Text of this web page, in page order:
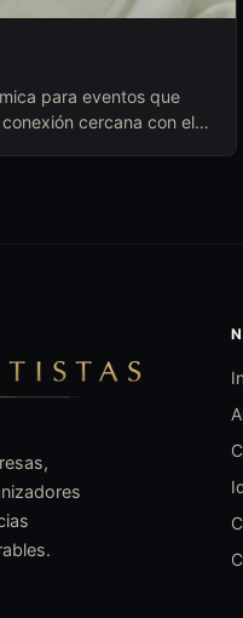
para eventos que
cercana con el